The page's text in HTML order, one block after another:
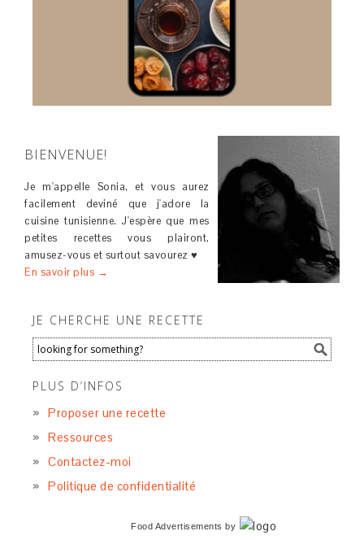
BIENVENUE!
Je m'appelle Sonia, et vous aurez
facilement deviné que j'adore la
cuisine tunisienne. J'espère que mes
petites recettes vous plairont,
amusez-vous et surtout savourez ♥
En savoir plus →
JE CHERCHE UNE RECETTE
PLUS D’INFOS
Proposer une recette
Ressources
Contactez-moi
Politique de confidentialité
Food Advertisements by